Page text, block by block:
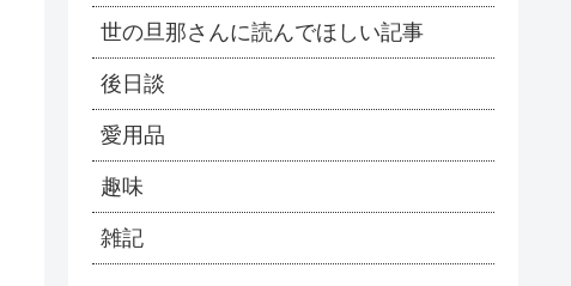
世の旦那さんに読んでほしい記事
後日談
愛用品
趣味
雑記